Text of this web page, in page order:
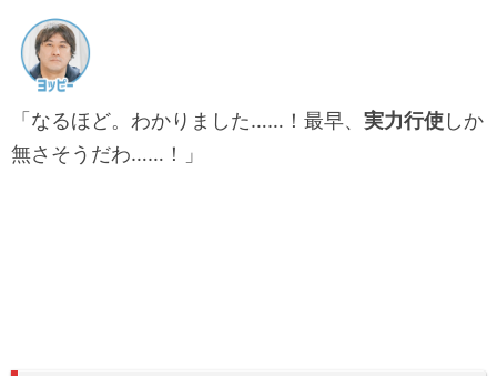
「なるほど。わかりました……！最早、 実力行使しか
無さそうだわ……！」